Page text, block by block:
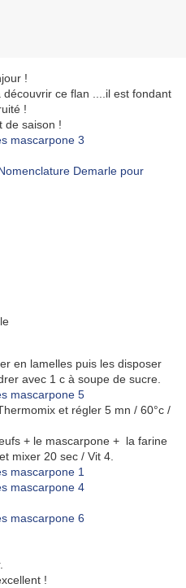
!
ce flan ....il est fondant
!
de saison !
Demarle pour
en lamelles puis les disposer
avec 1 c à soupe de sucre.
et régler 5 mn / 60°c /
+ le mascarpone + la farine
mixer 20 sec / Vit 4.
!